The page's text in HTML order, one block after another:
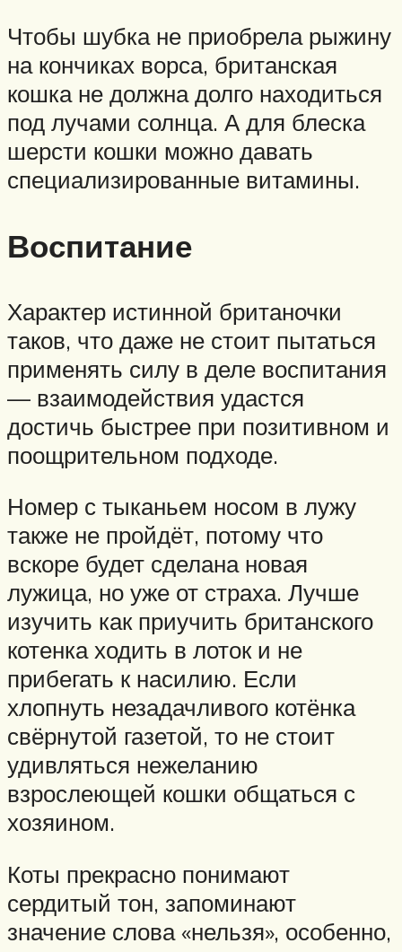
Чтобы шубка не приобрела рыжину
на кончиках ворса, британская
кошка не должна долго находиться
под лучами солнца. А для блеска
шерсти кошки можно давать
специализированные витамины.
Воспитание
Характер истинной британочки
таков, что даже не стоит пытаться
применять силу в деле воспитания
— взаимодействия удастся
достичь быстрее при позитивном и
поощрительном подходе.
Номер с тыканьем носом в лужу
также не пройдёт, потому что
вскоре будет сделана новая
лужица, но уже от страха. Лучше
изучить как приучить британского
котенка ходить в лоток и не
прибегать к насилию. Если
хлопнуть незадачливого котёнка
свёрнутой газетой, то не стоит
удивляться нежеланию
взрослеющей кошки общаться с
хозяином.
Коты прекрасно понимают
сердитый тон, запоминают
значение слова «нельзя», особенно,